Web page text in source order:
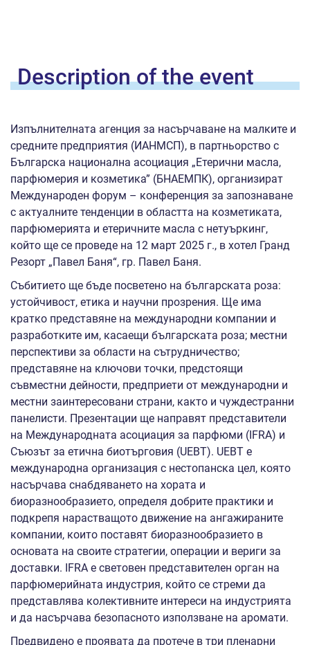
Description of theevent
Изпълнителната агенция за насърчаване на малките и
средните предприятия (ИАНМСП), в партньорство с
Българска национална асоциация „Етерични масла,
парфюмерия и козметика” (БНАЕМПК), организират
Международен форум – конференция за запознаване
с актуалните тенденции в областта на козметиката,
парфюмерията и етеричните масла с нетуъркинг,
който ще се проведе на 12 март 2025 г., в хотел Гранд
Резорт „Павел Баня“, гр. Павел Баня.
Събитието ще бъде посветено на българската роза:
устойчивост, етика и научни прозрения. Ще има
кратко представяне на международни компании и
разработките им, касаещи българската роза; местни
перспективи за области на сътрудничество;
представяне на ключови точки, предстоящи
съвместни дейности, предприети от международни и
местни заинтересовани страни, както и чуждестранни
панелисти. Презентации ще направят представители
на Международната асоциация за парфюми (IFRA) и
Съюзът за етична биотърговия (UEBT). UEBT е
международна организация с нестопанска цел, която
насърчава снабдяването на хората и
биоразнообразието, определя добрите практики и
подкрепя нарастващото движение на ангажираните
компании, които поставят биоразнообразието в
основата на своите стратегии, операции и вериги за
доставки. IFRA е световен представителен орган на
парфюмерийната индустрия, който се стреми да
представлява колективните интереси на индустрията
и да насърчава безопасното използване на аромати.
Предвидено е проявата да протече в три пленарни